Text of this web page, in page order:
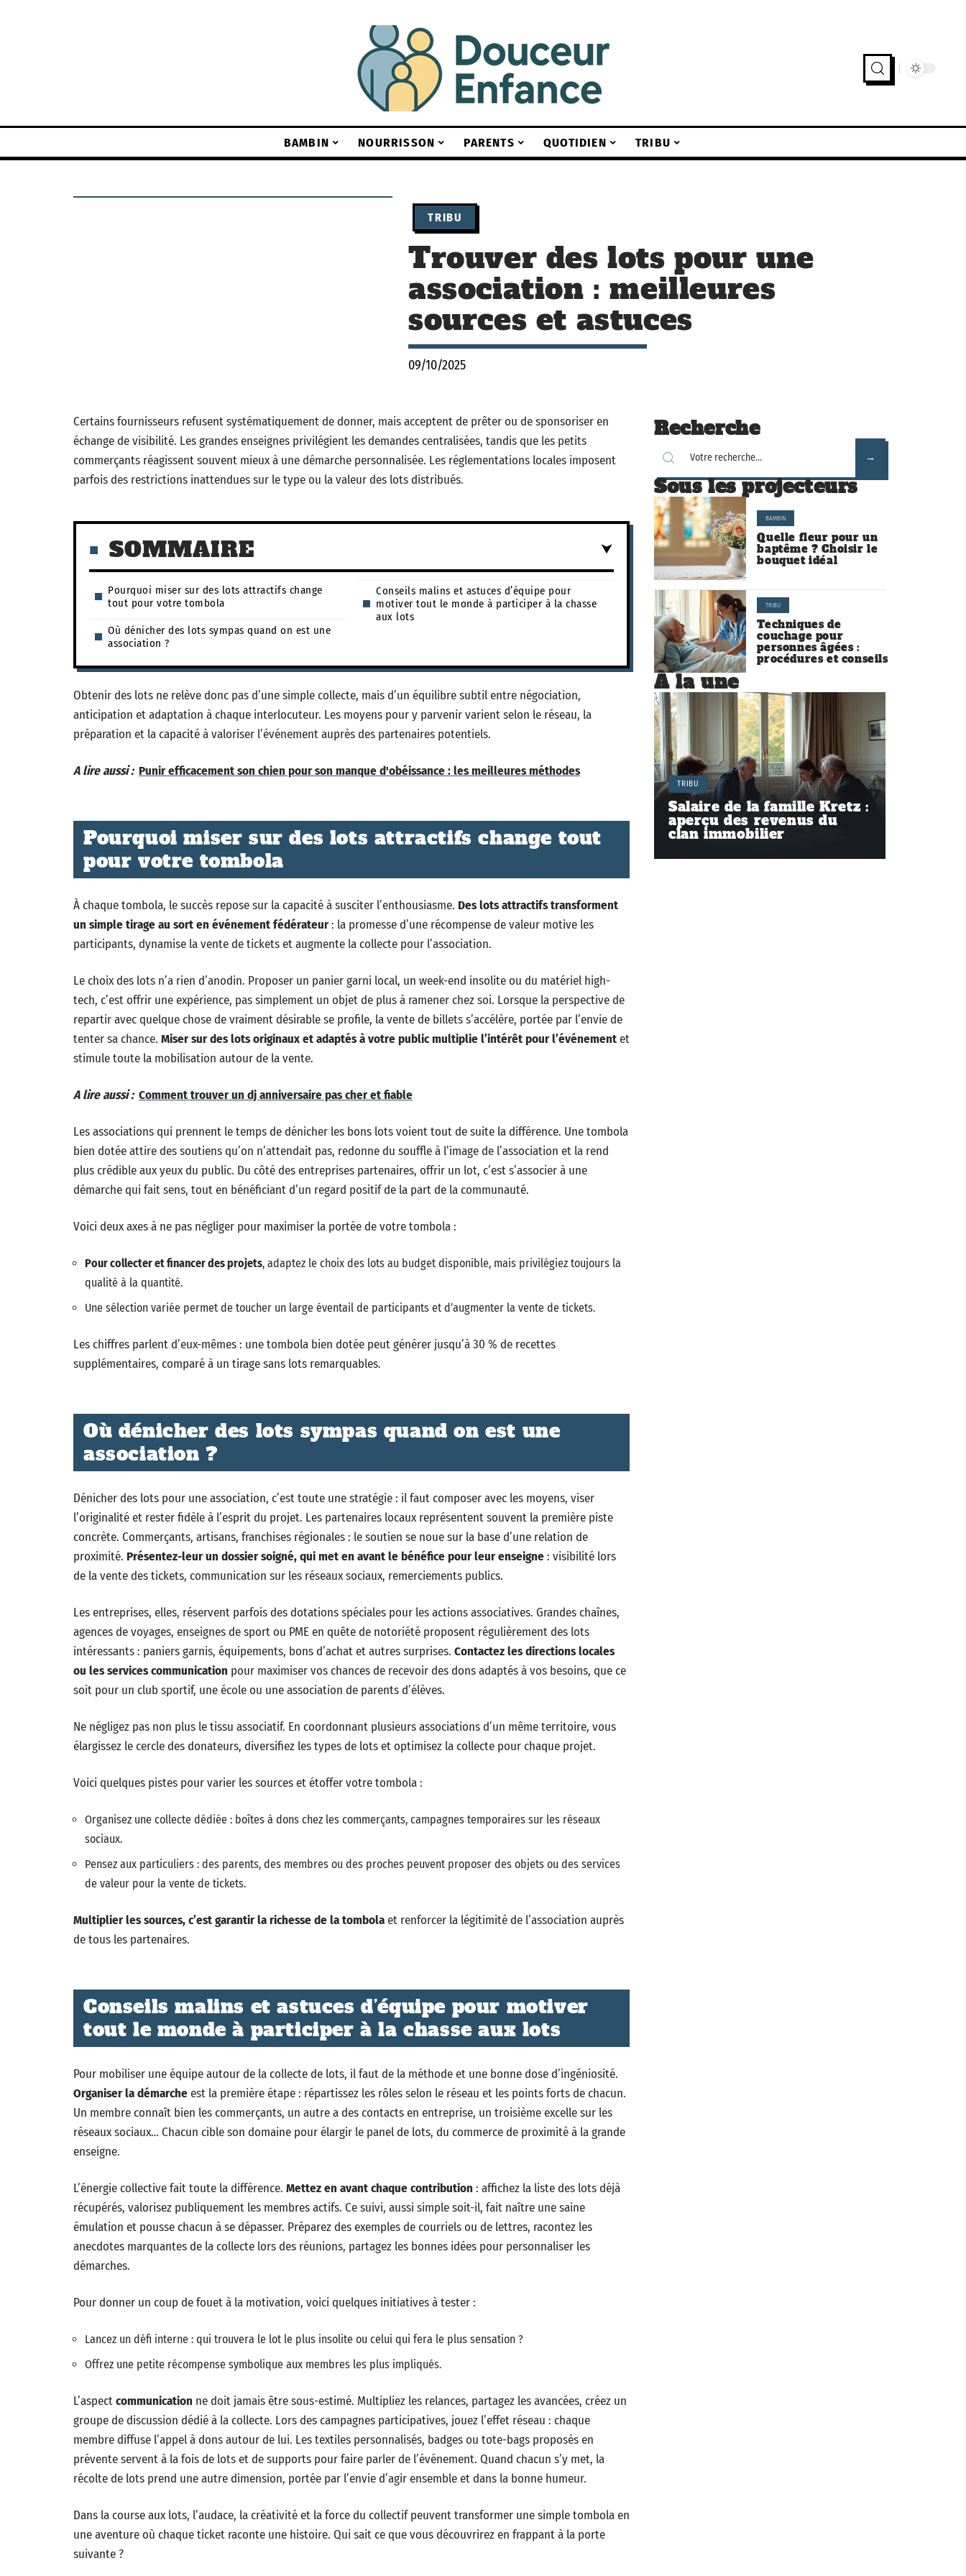
BAMBIN NOURRISSON PARENTS QUOTIDIEN TRIBU
TRIBU
Trouver des lots pour une
association : meilleures
sources et astuces
09/10/2025
Certains fournisseurs refusent systématiquement de donner, mais acceptent de prêter ou de sponsoriser en
échange de visibilité. Les grandes enseignes privilégient les demandes centralisées, tandis que les petits
commerçants réagissent souvent mieux à une démarche personnalisée. Les réglementations locales imposent
parfois des restrictions inattendues sur le type ou la valeur des lots distribués.
SOMMAIRE
Pourquoi miser sur des lots attractifs change
tout pour votre tombola
Où dénicher des lots sympas quand on est une
association ?
Conseils malins et astuces d’équipe pour
motiver tout le monde à participer à la chasse
aux lots
Obtenir des lots ne relève donc pas d’une simple collecte, mais d’un équilibre subtil entre négociation,
anticipation et adaptation à chaque interlocuteur. Les moyens pour y parvenir varient selon le réseau, la
préparation et la capacité à valoriser l’événement auprès des partenaires potentiels.
A lire aussi : Punir efficacement son chien pour son manque d'obéissance : les meilleures méthodes
Pourquoi miser sur des lots attractifs change tout
pour votre tombola
À chaque tombola, le succès repose sur la capacité à susciter l’enthousiasme. Des lots attractifs transforment
un simple tirage au sort en événement fédérateur: la promesse d’une récompense de valeur motive les
participants, dynamise la vente de tickets et augmente la collecte pour l’association.
Le choix des lots n’a rien d’anodin. Proposer un panier garni local, un week-end insolite ou du matériel high-
tech, c’est offrir une expérience, pas simplement un objet de plus à ramener chez soi. Lorsque la perspective de
repartir avec quelque chose de vraiment désirable se profile, la vente de billets s’accélère, portée par l’envie de
tenter sa chance. Miser sur des lots originaux et adaptés à votre public multiplie l’intérêt pour l’événementet
stimule toute la mobilisation autour de la vente.
A lire aussi : Comment trouver un dj anniversaire pas cher et fiable
Les associations qui prennent le temps de dénicher les bons lots voient tout de suite la différence. Une tombola
bien dotée attire des soutiens qu’on n’attendait pas, redonne du souffle à l’image de l’association et la rend
plus crédible aux yeux du public. Du côté des entreprises partenaires, offrir un lot, c’est s’associer à une
démarche qui fait sens, tout en bénéficiant d’un regard positif de la part de la communauté.
Voici deux axes à ne pas négliger pour maximiser la portée de votre tombola :
Pour collecter et financer des projets, adaptez le choix des lots au budget disponible, mais privilégiez toujours la
qualité à la quantité.
Une sélection variée permet de toucher un large éventail de participants et d’augmenter la vente de tickets.
Les chiffres parlent d’eux-mêmes : une tombola bien dotée peut générer jusqu’à 30 % de recettes
supplémentaires, comparé à un tirage sans lots remarquables.
Où dénicher des lots sympas quand on est une
association ?
Dénicher des lots pour une association, c’est toute une stratégie : il faut composer avec les moyens, viser
l’originalité et rester fidèle à l’esprit du projet. Les partenaires locaux représentent souvent la première piste
concrète. Commerçants, artisans, franchises régionales : le soutien se noue sur la base d’une relation de
proximité. Présentez-leur un dossier soigné, qui met en avant le bénéfice pour leur enseigne: visibilité lors
de la vente des tickets, communication sur les réseaux sociaux, remerciements publics.
Les entreprises, elles, réservent parfois des dotations spéciales pour les actions associatives. Grandes chaînes,
agences de voyages, enseignes de sport ou PME en quête de notoriété proposent régulièrement des lots
intéressants : paniers garnis, équipements, bons d’achat et autres surprises. Contactez les directions locales
ou les services communication pour maximiser vos chances de recevoir des dons adaptés à vos besoins, que ce
soit pour un club sportif, une école ou une association de parents d’élèves.
Ne négligez pas non plus le tissu associatif. En coordonnant plusieurs associations d’un même territoire, vous
élargissez le cercle des donateurs, diversifiez les types de lots et optimisez la collecte pour chaque projet.
Voici quelques pistes pour varier les sources et étoffer votre tombola :
Organisez une collecte dédiée : boîtes à dons chez les commerçants, campagnes temporaires sur les réseaux
sociaux.
Pensez aux particuliers : des parents, des membres ou des proches peuvent proposer des objets ou des services
de valeur pour la vente de tickets.
Multiplier les sources, c’est garantir la richesse de la tombolaet renforcer la légitimité de l’association auprès
de tous les partenaires.
Conseils malins et astuces d’équipe pour motiver
tout le monde à participer à la chasse aux lots
Pour mobiliser une équipe autour de la collecte de lots, il faut de la méthode et une bonne dose d’ingéniosité.
Organiser la démarcheest la première étape : répartissez les rôles selon le réseau et les points forts de chacun.
Un membre connaît bien les commerçants, un autre a des contacts en entreprise, un troisième excelle sur les
réseaux sociaux… Chacun cible son domaine pour élargir le panel de lots, du commerce de proximité à la grande
enseigne.
L’énergie collective fait toute la différence. Mettez en avant chaque contribution : affichez la liste des lots déjà
récupérés, valorisez publiquement les membres actifs. Ce suivi, aussi simple soit-il, fait naître une saine
émulation et pousse chacun à se dépasser. Préparez des exemples de courriels ou de lettres, racontez les
anecdotes marquantes de la collecte lors des réunions, partagez les bonnes idées pour personnaliser les
démarches.
Pour donner un coup de fouet à la motivation, voici quelques initiatives à tester :
Lancez un défi interne : qui trouvera le lot le plus insolite ou celui qui fera le plus sensation ?
Offrez une petite récompense symbolique aux membres les plus impliqués.
L’aspectcommunication ne doit jamais être sous-estimé. Multipliez les relances, partagez les avancées, créez un
groupe de discussion dédié à la collecte. Lors des campagnes participatives, jouez l’effet réseau : chaque
membre diffuse l’appel à dons autour de lui. Les textiles personnalisés, badges ou tote-bags proposés en
prévente servent à la fois de lots et de supports pour faire parler de l’événement. Quand chacun s’y met, la
récolte de lots prend une autre dimension, portée par l’envie d’agir ensemble et dans la bonne humeur.
Dans la course aux lots, l’audace, la créativité et la force du collectif peuvent transformer une simple tombola en
une aventure où chaque ticket raconte une histoire. Qui sait ce que vous découvrirez en frappant à la porte
suivante ?
Recherche
Sous les projecteurs
BAMBIN
Quelle fleur pour un
baptême ? Choisir le
bouquet idéal
TRIBU
Techniques de
couchage pour
personnes âgées :
procédures et conseils
À la une
TRIBU
Salaire de la famille Kretz :
aperçu des revenus du
clan immobilier